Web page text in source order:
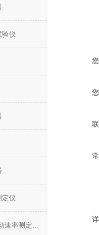
验仪
定仪